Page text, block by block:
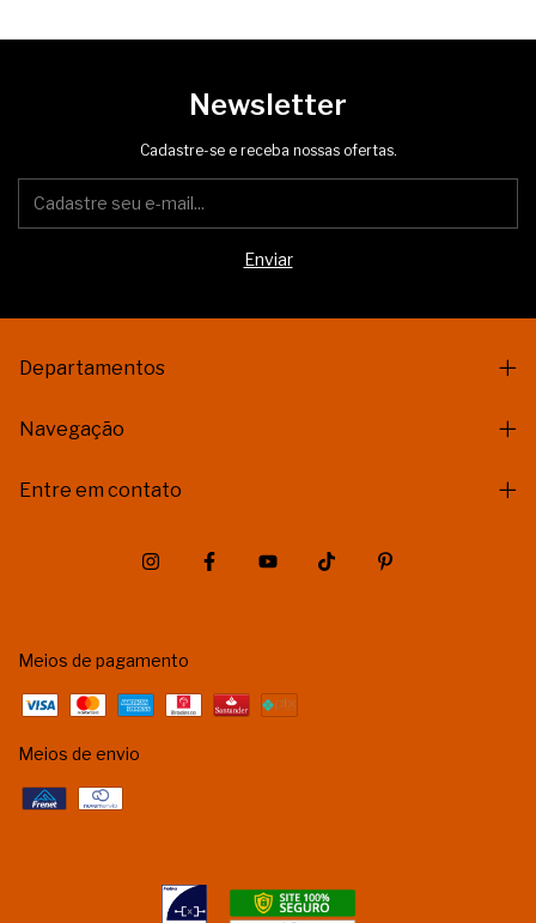
Newsletter
Cadastre-se e receba nossas ofertas.
Departamentos
Navegação
Entre em contato
Meios de pagamento
Meios de envio